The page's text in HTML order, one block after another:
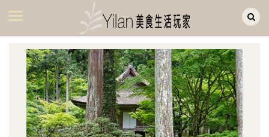
美食集
美飲集
廚房集
旅遊集
旅遊美食集